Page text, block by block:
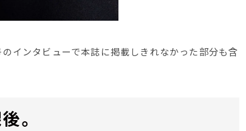
インタビューで本誌に掲載しきれなかった部分も含
。